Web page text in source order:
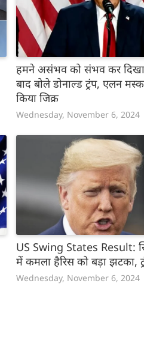
हमने असंभव को संभव कर
बाद बोले डोनाल्‍ड ट्रंप, एलन
किया जिक्र
Wednesday, November 6, 2024
US Swing States Result:
में कमला हैरिस को बड़ा झटका,
Wednesday, November 6, 2024